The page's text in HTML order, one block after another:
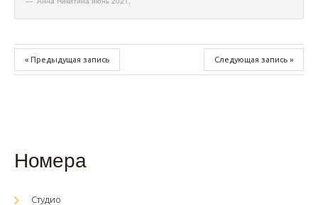
« Предыдущая запись Следующая запись »
Номера
Студио